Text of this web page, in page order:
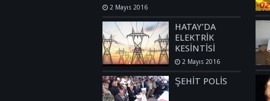
2 Mayıs 2016
HATAY’DA
ELEKTRİK
KESİNTİSİ
2 Mayıs 2016
ŞEHİT POLİS